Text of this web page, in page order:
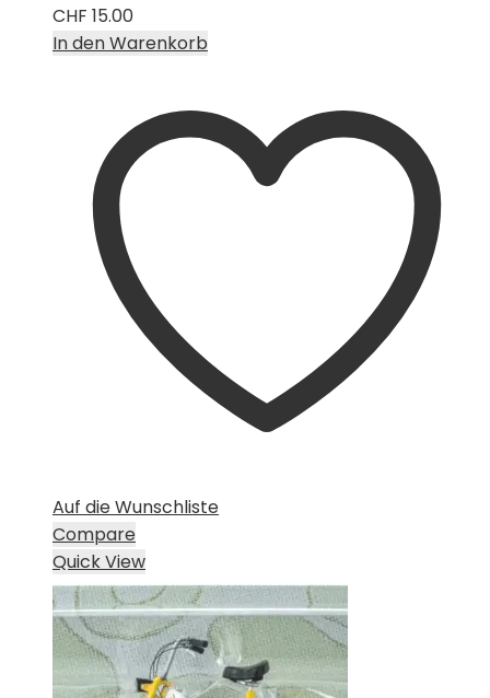
CHF 15.00
In den Warenkorb
Auf die Wunschliste
Compare
Quick View